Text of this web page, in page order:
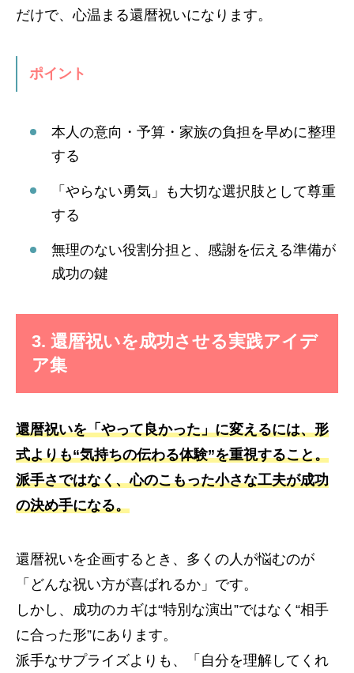
だけで、心温まる還暦祝いになります。
ポイント
本人の意向・予算・家族の負担を早めに整理
する
「やらない勇気」も大切な選択肢として尊重
する
無理のない役割分担と、感謝を伝える準備が
成功の鍵
3. 還暦祝いを成功させる実践アイデ
ア集
還暦祝いを「やって良かった」に変えるには、形
式よりも“気持ちの伝わる体験”を重視すること。
派手さではなく、心のこもった小さな工夫が成功
の決め手になる。
還暦祝いを企画するとき、多くの人が悩むのが
「どんな祝い方が喜ばれるか」です。
しかし、成功のカギは“特別な演出”ではなく“相手
に合った形”にあります。
派手なサプライズよりも、「自分を理解してくれ